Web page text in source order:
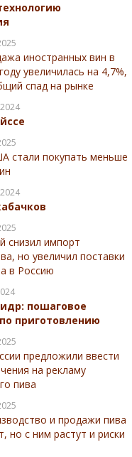
иностранных вин в
увеличилась на 4,7%,
спад на рынке
стали покупать меньше
снизил импорт
но увеличил поставки
в Россию
пошаговое
приготовлению
предложили ввести
на рекламу
пива
и продажи пива
но с ним растут и риски